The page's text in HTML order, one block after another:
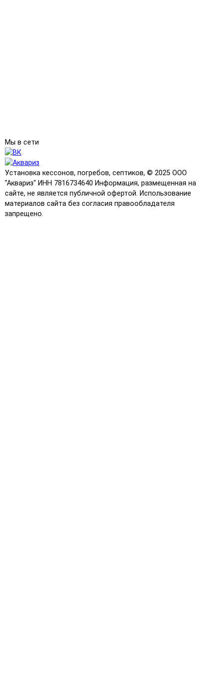
Мы в сети
Установка кессонов, погребов, септиков, © 2025 ООО
"Аквариз" ИНН 7816734640 Информация, размещенная на
сайте, не является публичной офертой. Использование
материалов сайта без согласия правообладателя
запрещено.